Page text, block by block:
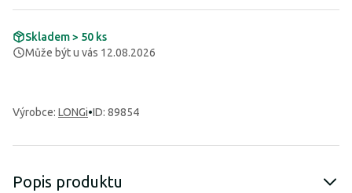
Skladem > 50 ks
Může být u vás 12.08.2026
Výrobce: LONGi•ID: 89854
Popis produktu